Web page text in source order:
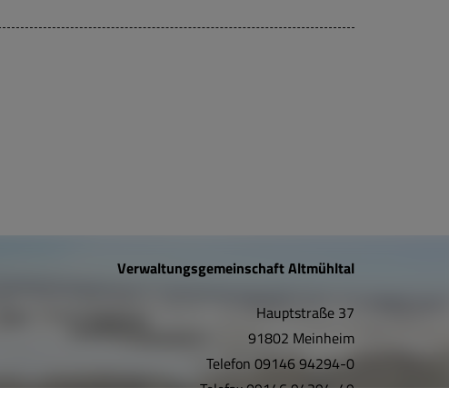
Verwaltungsgemeinschaft Altmühltal
Hauptstraße 37
91802 Meinheim
Telefon 09146 94294-0
Telefax09146 94294-49